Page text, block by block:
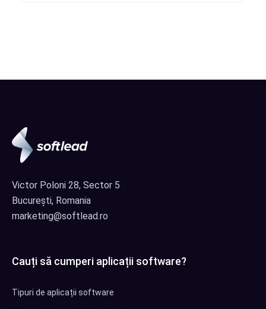
Victor Poloni 28, Sector 5
București, Romania
marketing@softlead.ro
Cauți să cumperi aplicații software?
Tipuri de aplicații software